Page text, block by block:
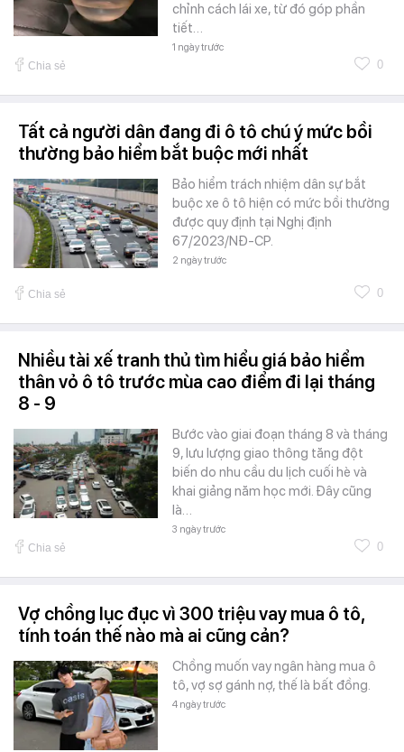
chỉnh cách lái xe, từ đó góp phần
tiết…
1 ngày trước
Chia sẻ 0
Tất cả người dân đang đi ô tô chú ý mức bồi
thường bảo hiểm bắt buộc mới nhất
Bảo hiểm trách nhiệm dân sự bắt
buộc xe ô tô hiện có mức bồi thường
được quy định tại Nghị định
67/2023/NĐ-CP.
2 ngày trước
Chia sẻ 0
Nhiều tài xế tranh thủ tìm hiểu giá bảo hiểm
thân vỏ ô tô trước mùa cao điểm đi lại tháng
8 - 9
Bước vào giai đoạn tháng 8 và tháng
9, lưu lượng giao thông tăng đột
biến do nhu cầu du lịch cuối hè và
khai giảng năm học mới. Đây cũng
là…
3 ngày trước
Chia sẻ 0
Vợ chồng lục đục vì 300 triệu vay mua ô tô,
tính toán thế nào mà ai cũng cản?
Chồng muốn vay ngân hàng mua ô
tô, vợ sợ gánh nợ, thế là bất đồng.
4 ngày trước